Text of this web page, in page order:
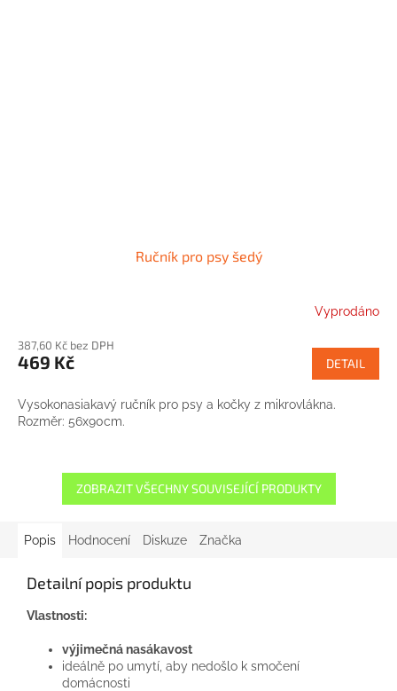
Ručník pro psy šedý
Vyprodáno
387,60 Kč bez DPH
469 Kč DETAIL
Vysokonasiakavý ručník pro psy a kočky z mikrovlákna.
Rozměr: 56x90cm.
ZOBRAZIT VŠECHNY SOUVISEJÍCÍ PRODUKTY
Popis Hodnocení Diskuze Značka
Detailní popis produktu
Vlastnosti:
výjimečná nasákavost
ideálně po umytí, aby nedošlo k smočení
domácnosti